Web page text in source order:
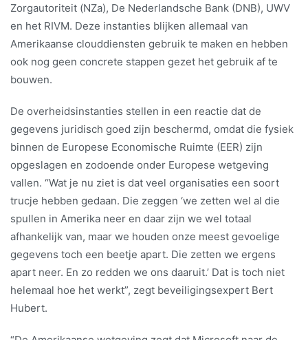
Zorgautoriteit (NZa), De Nederlandsche Bank (DNB), UWV
en het RIVM. Deze instanties blijken allemaal van
Amerikaanse clouddiensten gebruik te maken en hebben
ook nog geen concrete stappen gezet het gebruik af te
bouwen.
De overheidsinstanties stellen in een reactie dat de
gegevens juridisch goed zijn beschermd, omdat die fysiek
binnen de Europese Economische Ruimte (EER) zijn
opgeslagen en zodoende onder Europese wetgeving
vallen. “Wat je nu ziet is dat veel organisaties een soort
trucje hebben gedaan. Die zeggen ‘we zetten wel al die
spullen in Amerika neer en daar zijn we wel totaal
afhankelijk van, maar we houden onze meest gevoelige
gegevens toch een beetje apart. Die zetten we ergens
apart neer. En zo redden we ons daaruit.’ Dat is toch niet
helemaal hoe het werkt”, zegt beveiligingsexpert Bert
Hubert.